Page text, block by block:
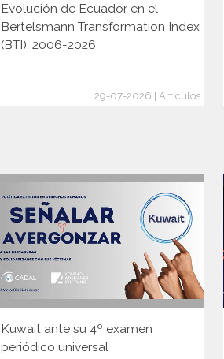
Evolución de Ecuador en el
Bertelsmann Transformation Index
(BTI), 2006-2026
29-07-2026 | Artículos
Kuwait ante su 4º examen
periódico universal